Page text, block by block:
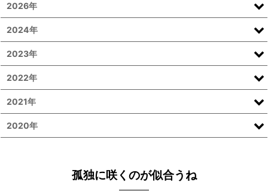
孤独に咲くのが似合うね
2026年
2024年
2023年
2022年
2021年
2020年